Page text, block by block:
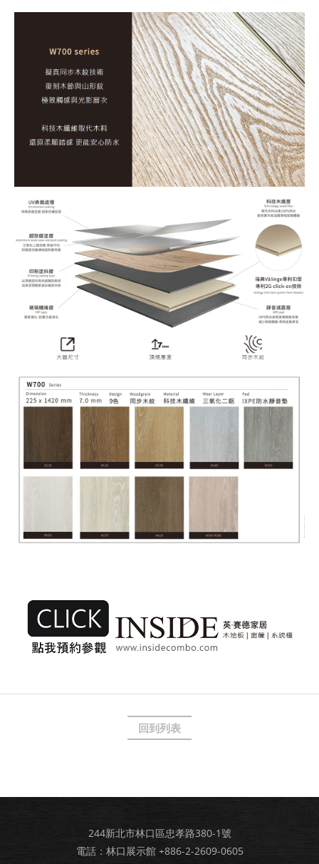
回到列表
244新北市林口區忠孝路380-1號
電話：林口展示館 +886-2-2609-0605